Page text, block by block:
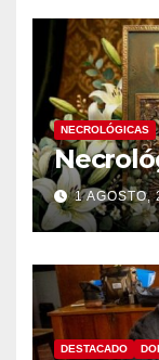
NECROLÓGICAS
1
DESTACADO